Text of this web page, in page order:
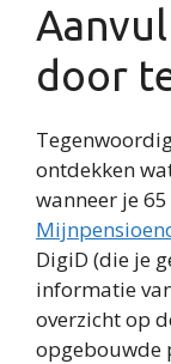
door
ontdekken
wanneer je
DigiD (die je
informatie
overzicht op
opgebouwde